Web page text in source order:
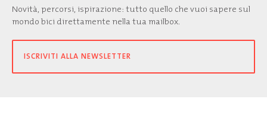
Novità, percorsi, ispirazione: tutto quello che vuoi sapere sul
mondo bici direttamente nella tua mailbox.
ISCRIVITI ALLA NEWSLETTER